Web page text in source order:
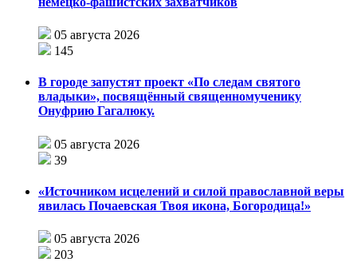
05 августа 2026
145
В городе запустят проект «По следам святого
владыки», посвящённый священномученику
Онуфрию Гагалюку.
05 августа 2026
39
«Источником исцелений и силой православной веры
явилась Почаевская Твоя икона, Богородица!»
05 августа 2026
203